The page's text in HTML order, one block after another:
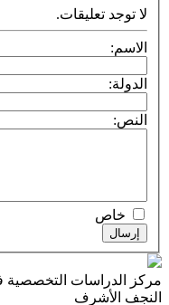
التخصصية في الإمام